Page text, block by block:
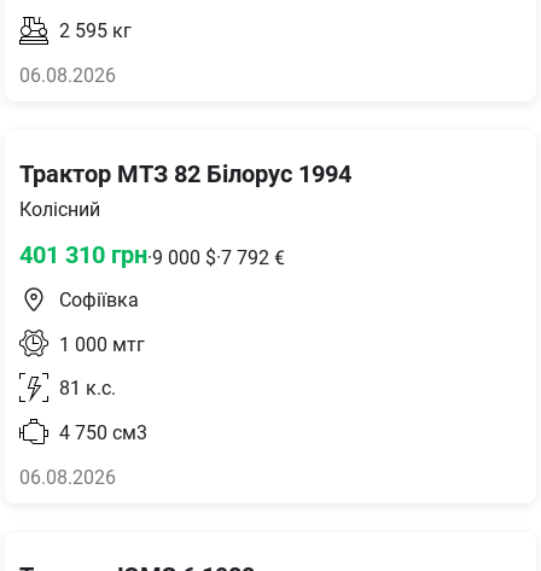
2 595 кг
06.08.2026
Трактор МТЗ 82 Білорус 1994
Колісний
401 310 грн·9 000 $·7 792 €
Софіївка
1 000 мтг
81 к.с.
4 750 см3
06.08.2026